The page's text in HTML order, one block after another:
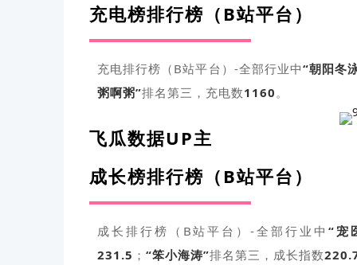
充电榜排行榜（B站平台）
充电排行榜（B站平台）-全部行业中“朝阳冬
粥啊粥”排名第三，充电数1160 。
飞瓜数据UP主
成长榜排行榜（B站平台）
成长排行榜（B站平台）-全部行业中 “宠
231.5 ； “笨小海涛”排名第三，成长指数